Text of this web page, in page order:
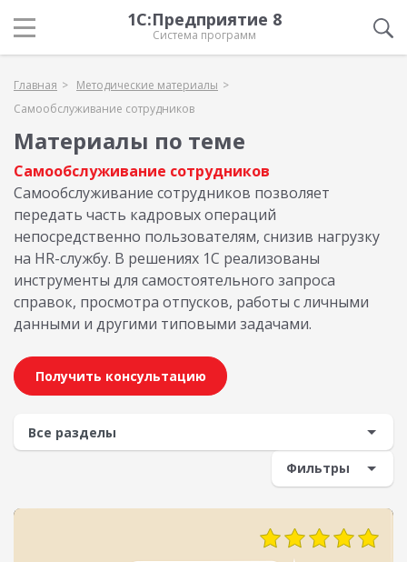
1С:Предприятие 8
Система программ
Главная
Методические материалы
Самообслуживание сотрудников
Материалы по теме
Самообслуживание сотрудников
Самообслуживание сотрудников позволяет
передать часть кадровых операций
непосредственно пользователям, снизив нагрузку
на HR-службу. В решениях 1С реализованы
инструменты для самостоятельного запроса
справок, просмотра отпусков, работы с личными
данными и другими типовыми задачами.
Получить консультацию
Фильтры